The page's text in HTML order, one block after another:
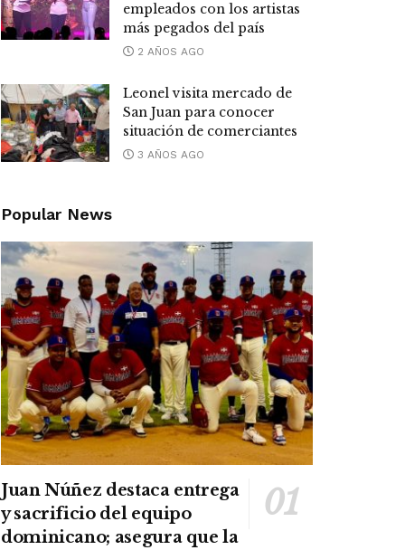
empleados con los artistas
más pegados del país
2 AÑOS AGO
Leonel visita mercado de
San Juan para conocer
situación de comerciantes
3 AÑOS AGO
Popular News
Juan Núñez destaca entrega
y sacrificio del equipo
dominicano; asegura que la